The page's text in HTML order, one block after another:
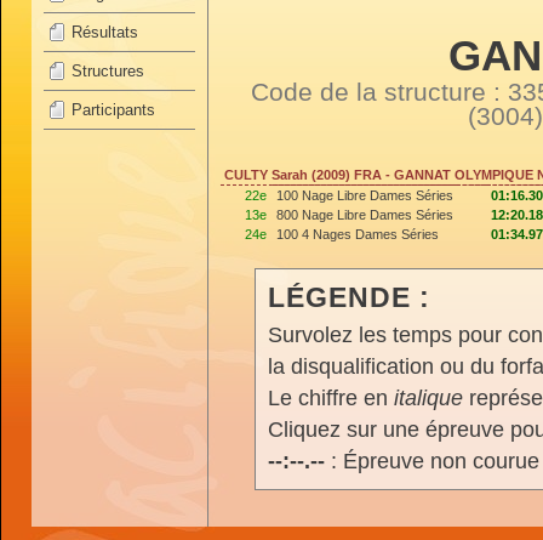
Résultats
Structures
Participants
Code de la structure :
CULTY Sarah (2009) FRA - GANNAT OLYMPIQUE
22e
100 Nage Libre Dames Séries
01:16.30
13e
800 Nage Libre Dames Séries
12:20.18
24e
100 4 Nages Dames Séries 01:34.97
LÉGENDE :
Survolez les temps pour
la disqualification ou du
Le chiffre en italique
Cliquez sur une épreuve
--:--.--: Épreuve non